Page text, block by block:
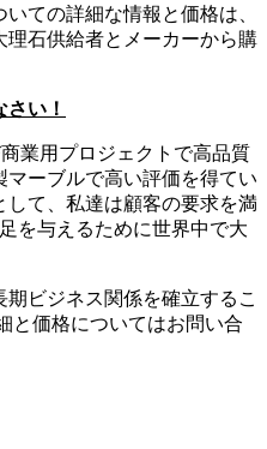
ての詳細な情報と価格は、
石供給者とメーカーから購
い！
業用プロジェクトで高品質
ーブルで高い評価を得てい
して、私達は顧客の要求を満
を与えるために世界中で大
ビジネス関係を確立するこ
と価格についてはお問い合